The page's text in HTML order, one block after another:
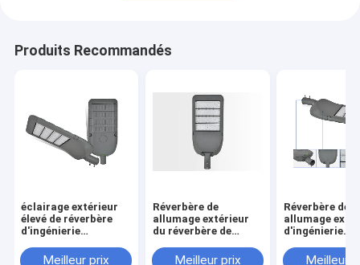
Produits Recommandés
éclairage extérieur
élevé de réverbère
d'ingénierie
de 100w 200w 300w
Meilleur prix
Réverbère de
allumage extérieur
du réverbère de
Polonais 100w 200w
Meilleur prix
Réverbère de
allumage
d'ingénierie
de poteau du
Meilleur